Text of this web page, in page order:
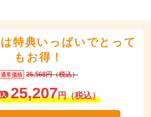
特典いっぱいでとって
もお得！
通常価格 26,568円（税込）
25,207円（税込）